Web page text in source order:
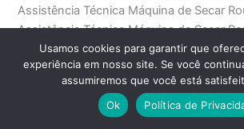
Assistência Técnica Máquina de Secar
Assistência Técnica Máquina de Secar
Assistência Técnica Máquina de Secar
Sumarezinho
Assistência Técnica Máquina de Secar
Assistência Técnica Máquina de Secar
Usamos cookies para garantir que
experiência em nosso site. Se você
assumiremos que você está
Ok
Política de